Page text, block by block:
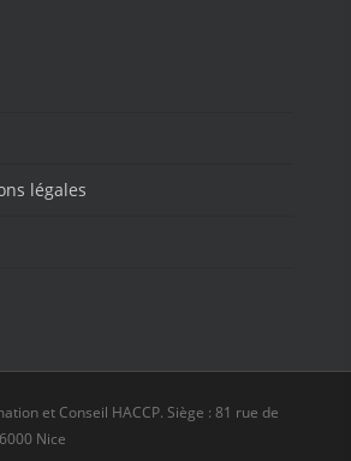
légales
et Conseil HACCP. Siège : 81 rue de
Nice